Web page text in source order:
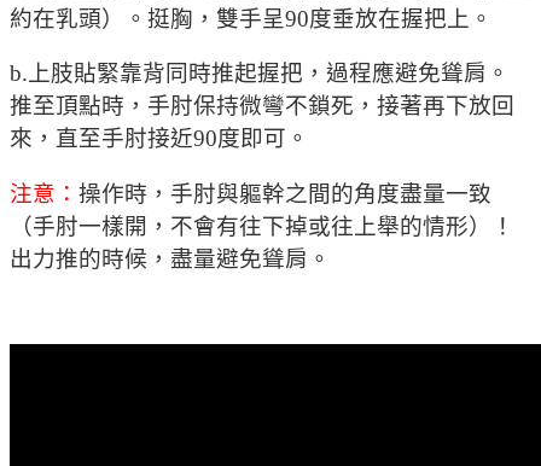
約在乳頭）。挺胸，雙手呈90度垂放在握把上。
b.上肢貼緊靠背同時推起握把，過程應避免聳肩。
推至頂點時，手肘保持微彎不鎖死，接著再下放回
來，直至手肘接近90度即可。
注意： 操作時，手肘與軀幹之間的角度盡量一致
（手肘一樣開，不會有往下掉或往上舉的情形）！
出力推的時候，盡量避免聳肩。